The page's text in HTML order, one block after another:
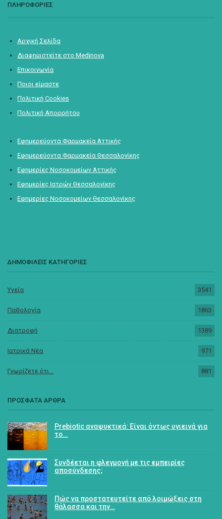
ΠΛΗΡΟΦΟΡΙΕΣ
Αρχική Σελίδα
Διαφημιστείτε στο Medinova
Επικοινωνία
Ποιοι είμαστε
Πολιτική Cookies
Πολιτική Απορρήτου
Εφημερεύοντα Φαρμακεία Αττικής
Εφημερεύοντα Φαρμακεία Θεσσαλονίκης
Εφημερίες Νοσοκομείων Αττικής
Εφημερίες Ιατρών Θεσσαλονίκης
Εφημερίες Νοσοκομείων Θεσσαλονίκης
ΔΗΜΟΦΙΛΕΙΣ ΚΑΤΗΓΟΡΙΕΣ
Υγεία 3541
Παθολογία 1863
Διατροφή 1389
Ιατρικά Νέα 971
Γνωρίζετε ότι... 881
ΠΡΟΣΦΑΤΑ ΑΡΘΡΑ
Prebiotic αναψυκτικά: Είναι όντως υγιεινά για
το…
Συνδέεται η φλεγμονή με τις εμπειρίες
αποσύνδεσης;
Πώς να προστατευτείτε από λοιμώξεις στη
θάλασσα και την…